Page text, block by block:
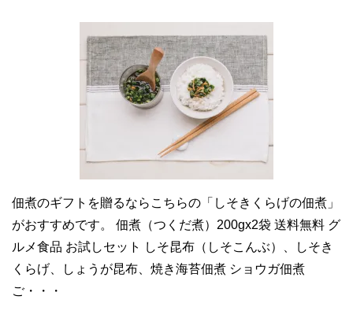
佃煮のギフトを贈るならこちらの「しそきくらげの佃煮」
がおすすめです。 佃煮（つくだ煮）200gx2袋 送料無料 グ
ルメ食品 お試しセット しそ昆布（しそこんぶ）、しそき
くらげ、しょうが昆布、焼き海苔佃煮 ショウガ佃煮
ご・・・